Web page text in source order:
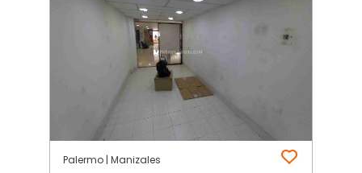
Palermo | Manizales